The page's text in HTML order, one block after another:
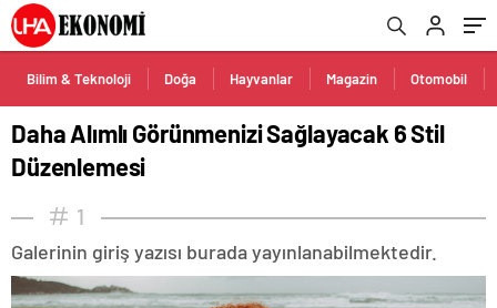
Bilim & Teknoloji Doğa Hayvanlar Magazin Otomobil
Daha Alımlı Görünmenizi Sağlayacak 6 Stil
Düzenlemesi
1
Galerinin giriş yazısı burada yayınlanabilmektedir.